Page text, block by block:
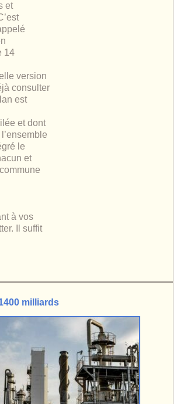
et
14
version
consulter
est
et dont
l’ensemble
le
et
à vos
Il suffit
milliards